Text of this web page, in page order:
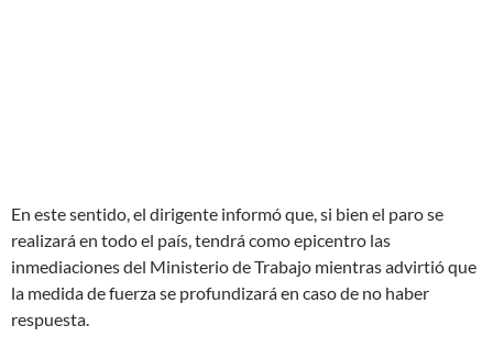
En este sentido, el dirigente informó que, si bien el paro se
realizará en todo el país, tendrá como epicentro las
inmediaciones del Ministerio de Trabajo mientras advirtió que
la medida de fuerza se profundizará en caso de no haber
respuesta.